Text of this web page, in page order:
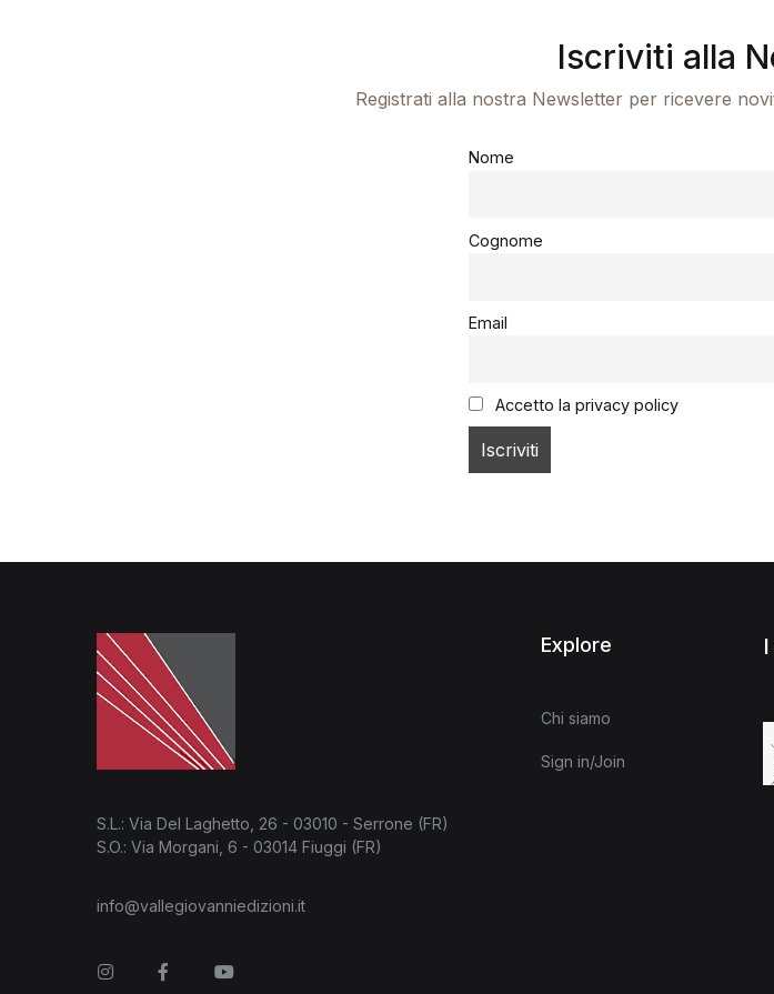
Iscriviti alla
Registrati alla nostra Newsletter per ricevere
Nome
Cognome
Email
Accetto la privacy policy
S.L.: Via Del Laghetto, 26 - 03010 - Serrone (FR)
S.O.: Via Morgani, 6 - 03014 Fiuggi (FR)
info@vallegiovanniedizioni.it
InstagramFacebookYou Tube
Explore
Chi siamo
Sign in/Join